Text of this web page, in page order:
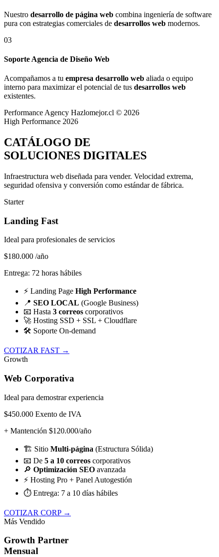
Nuestro desarrollo de página web combina ingeniería de software
pura con estrategias comerciales de desarrollos web modernos.
03
Soporte Agencia de Diseño Web
Acompañamos a tu empresa desarrollo web aliada o equipo
interno para maximizar el potencial de tus desarrollos web
existentes.
Performance Agency Hazlomejor.cl © 2026
High Performance 2026
CATÁLOGO DE
SOLUCIONES DIGITALES
Infraestructura web diseñada para vender. Velocidad extrema,
seguridad ofensiva y conversión como estándar de fábrica.
Starter
Landing Fast
Ideal para profesionales de servicios
$180.000 /año
Entrega: 72 horas hábiles
⚡ Landing Page High Performance
📍 SEO LOCAL (Google Business)
📧 Hasta 3 correos corporativos
🚀 Hosting SSD + SSL + Cloudflare
🛠️ Soporte On-demand
COTIZAR FAST →
Growth
Web Corporativa
Ideal para demostrar experiencia
$450.000 Exento de IVA
+ Mantención $120.000/año
🏗️ Sitio Multi-página (Estructura Sólida)
📧 De 5 a 10 correos corporativos
🔎 Optimización SEO avanzada
⚡ Hosting Pro + Panel Autogestión
⏱️ Entrega: 7 a 10 días hábiles
COTIZAR CORP →
Más Vendido
Growth Partner
Mensual